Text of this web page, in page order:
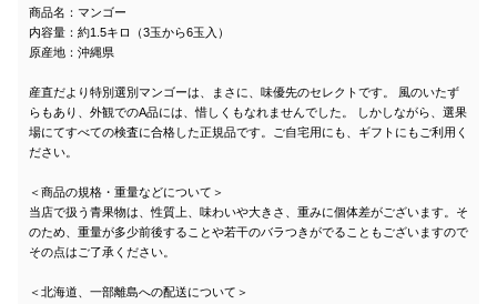
商品名：マンゴー
内容量：約1.5キロ（3玉から6玉入）
原産地：沖縄県
産直だより特別選別マンゴーは、まさに、味優先のセレクトです。 風のいたず
らもあり、外観でのA品には、惜しくもなれませんでした。 しかしながら、選果
場にてすべての検査に合格した正規品です。ご自宅用にも、ギフトにもご利用く
ださい。
＜商品の規格・重量などについて＞
当店で扱う青果物は、性質上、味わいや大きさ、重みに個体差がございます。そ
のため、重量が多少前後することや若干のバラつきがでることもございますので
その点はご了承ください。
＜北海道、一部離島への配送について＞